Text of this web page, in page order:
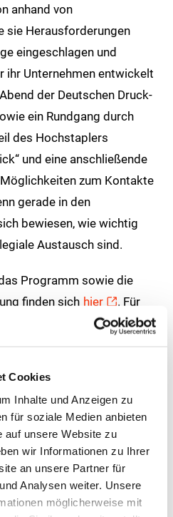
Cookies
Inhalte und Anzeigen zu
für soziale Medien anbieten
auf unsere Website zu
wir Informationen zu Ihrer
an unsere Partner für
Analysen weiter. Unsere
möglicherweise mit
anhand von
sie Herausforderungen
eingeschlagen und
ihr Unternehmen entwickelt
der Deutschen Druck-
ein Rundgang durch
des Hochstaplers
und eine anschließende
zum Kontakte
gerade in den
bewiesen, wie wichtig
Austausch sind.
Programm sowie die
finden sich hier
. Für
Knape zur
(030) 20 91 39-171.
Druck- und Medientag